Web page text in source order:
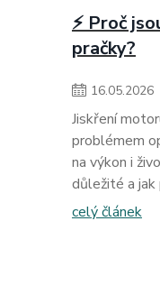
⚡ Proč
pračky?
16.05.2026
Jiskření
problémem
na výkon i
důležité a jak
celý článek